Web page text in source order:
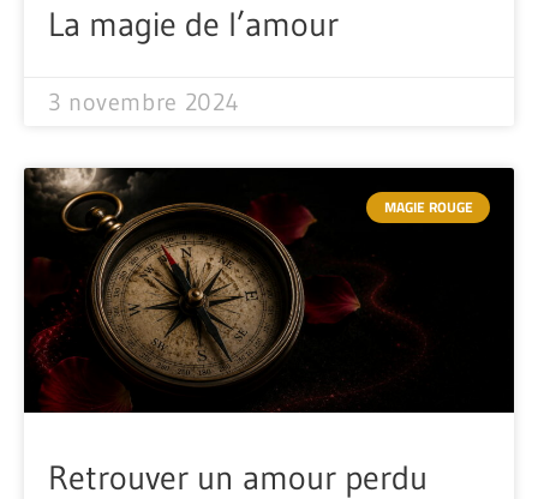
La magie de l’amour
3 novembre 2024
MAGIE ROUGE
Retrouver un amour perdu